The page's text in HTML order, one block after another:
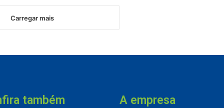
Carregar mais
também A empresa